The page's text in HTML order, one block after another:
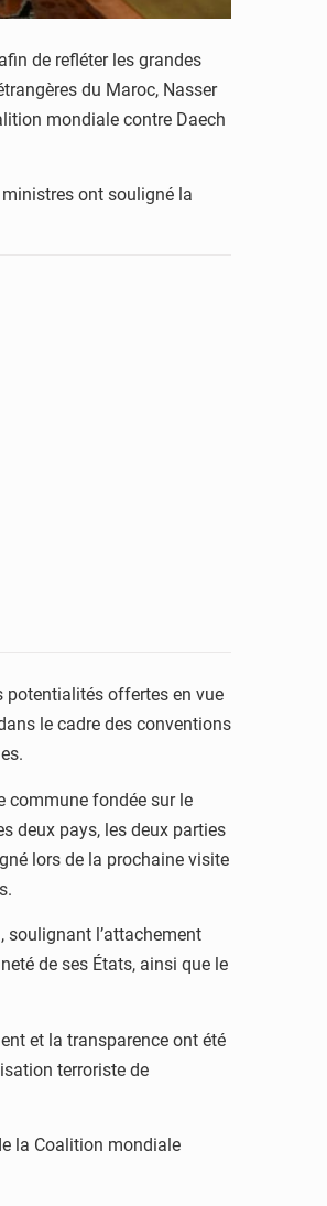
de refléter les grandes
du Maroc, Nasser
mondiale contre Daech
ont souligné la
potentialités offertes en vue
le cadre des conventions
commune fondée sur le
deux pays, les deux parties
lors de la prochaine visite
soulignant l’attachement
de ses États, ainsi que le
et la transparence ont été
terroriste de
la Coalition mondiale